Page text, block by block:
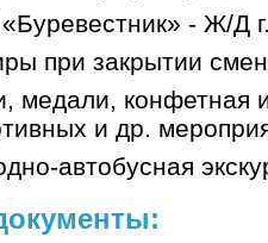
- Ж/Д
при закрытии
медали, конфетная
и др.
автобусная